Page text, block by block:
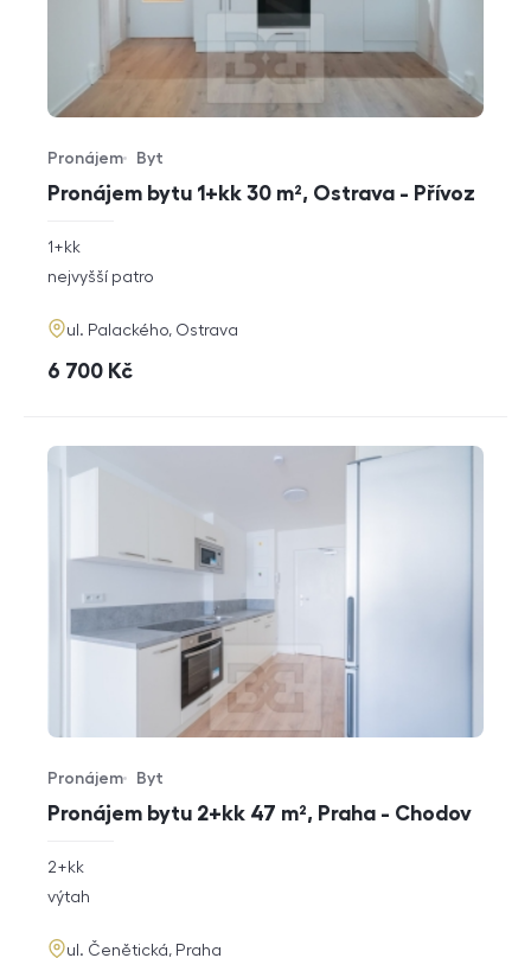
Pronájem bytu 1+kk 30 m², Ostrava - Přívoz
Typ nabídky
Pronájem
Typ nemovitosti
Byt
rozměry
1+kk
funkce
nejvyšší patro
adresa
ul. Palackého, Ostrava
cena
6 700 Kč
Pronájem bytu 2+kk 47 m², Praha - Chodov
Typ nabídky
Pronájem
Typ nemovitosti
Byt
rozměry
dispozice
2+kk
funkce
výtah
adresa
ul. Čenětická, Praha